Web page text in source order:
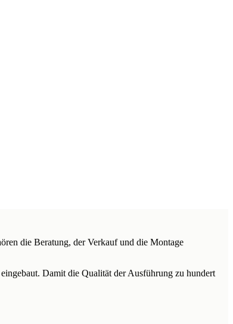
die Beratung, der Verkauf und die Montage
Damit die Qualität der Ausführung zu hundert